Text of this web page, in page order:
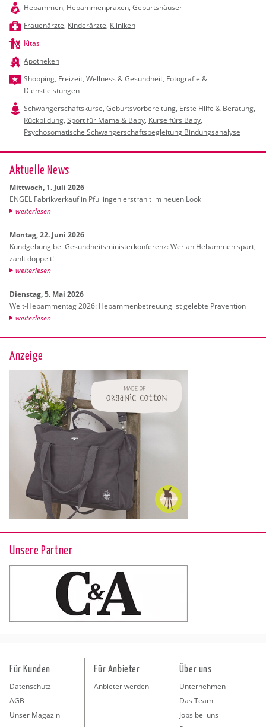
Hebammen, Hebammenpraxen, Geburtshäuser
Frauenärzte, Kinderärzte, Kliniken
Kitas
Apotheken
Shopping, Freizeit, Wellness & Gesundheit, Fotografie &
Dienstleistungen
Schwangerschaftskurse, Geburtsvorbereitung, Erste Hilfe & Beratung,
Rückbildung, Sport für Mama & Baby, Kurse fürs Baby,
Psychosomatische Schwangerschaftsbegleitung Bindungsanalyse
Ak­tu­el­le News
Mitt­woch, 1. Juli 2026
ENGEL Fa­brik­ver­kauf in Pful­lin­gen er­strahlt im neuen Look
wei­ter­le­sen
Mon­tag, 22. Juni 2026
Kund­ge­bung bei Ge­sund­heits­mi­nis­ter­kon­fe­renz: Wer an Heb­am­men spart,
zahlt dop­pelt!
wei­ter­le­sen
Diens­tag, 5. Mai 2026
Welt-Heb­am­men­tag 2026: Heb­am­men­be­treu­ung ist ge­leb­te Prä­ven­ti­on
wei­ter­le­sen
Anzeige
Unsere Partner
Für Kunden
Datenschutz
AGB
Unser Magazin
Für Anbieter
Anbieter werden
Über uns
Unternehmen
Das Team
Jobs bei uns